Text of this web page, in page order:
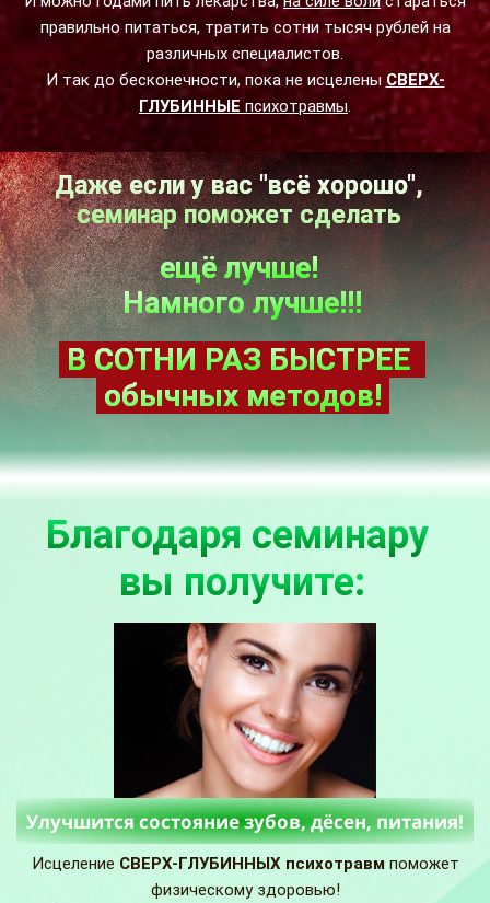
правильно питаться, тратить сотни тысяч рублей на
различных специалистов.
И так до бесконечности, пока не исцелены СВЕРХ-
ГЛУБИННЫЕ психотравмы.
Даже если у вас "всё хорошо",
семинар поможет сделать
ещё лучше!
Намного лучше!!!
В СОТНИ РАЗ БЫСТРЕЕ
обычных методов!
Благодаря семинару
вы получите:
Улучшится состояние зубов, дёсен, питания!
Исцеление СВЕРХ-ГЛУБИННЫХ психотравмпоможет
физическому здоровью!